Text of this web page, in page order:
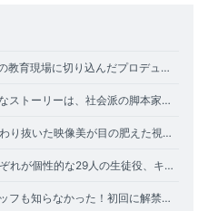
“チーム御上”の秘密【その1】現代の教育現場に切り込んだプロデューサーは教師志望だった！
“チーム御上”の秘密【その2】鮮烈なストーリーは、社会派の脚本家・詩森ろばとのタッグの賜物
“チーム御上”の秘密【その3】こだわり抜いた映像美が目の肥えた視聴者を揺り動かす！
“チーム御上”の秘密【その4】それぞれが個性的な29人の生徒役、キャスティングの裏側は？
“チーム御上”の秘密【その5】スタッフも知らなかった！初回に解禁されたワンオク主題歌の衝撃